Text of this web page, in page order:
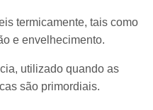
termicamente, tais como
e envelhecimento.
utilizado quando as
são primordiais.